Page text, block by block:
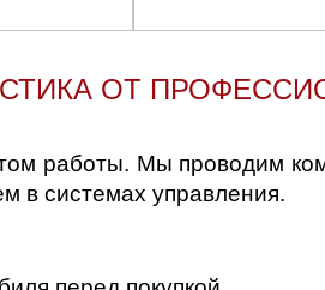
ОТ
работы. Мы проводим
в системах управления.